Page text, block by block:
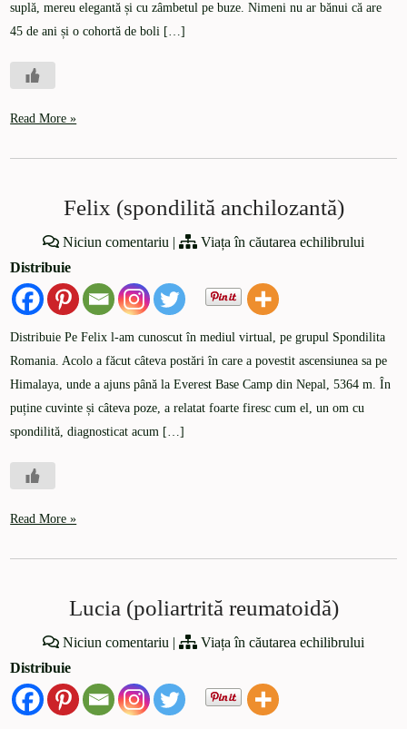
suplă, mereu elegantă și cu zâmbetul pe buze. Nimeni nu ar bănui că are
45 de ani și o cohortă de boli […]
Read More »
Felix (spondilită anchilozantă)
Niciun comentariu |
Viața în căutarea echilibrului
Distribuie
Distribuie Pe Felix l-am cunoscut în mediul virtual, pe grupul Spondilita
Romania. Acolo a făcut câteva postări în care a povestit ascensiunea sa pe
Himalaya, unde a ajuns până la Everest Base Camp din Nepal, 5364 m. În
puține cuvinte și câteva poze, a relatat foarte firesc cum el, un om cu
spondilită, diagnosticat acum […]
Read More »
Lucia (poliartrită reumatoidă)
Niciun comentariu |
Viața în căutarea echilibrului
Distribuie